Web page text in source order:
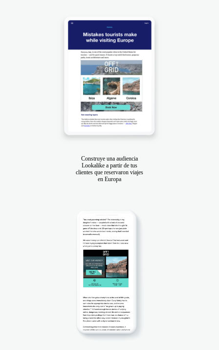
Construye una audiencia
Lookalike a partir de tus
clientes que reservaron viajes
en Europa